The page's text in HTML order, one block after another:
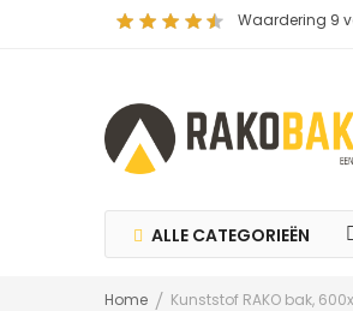
Waardering 9
ALLE CATEGORIEËN
Home Kunststof RAKO bak,